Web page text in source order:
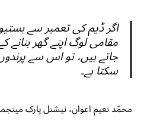
اگر ڈیم کی تعمیر سے
مقامی لوگ اپنے گھر بنانے
جاتے ہیں، تو اس سے
سکتا ہے۔
محمّد نعیم اعوان، نیشنل پارک